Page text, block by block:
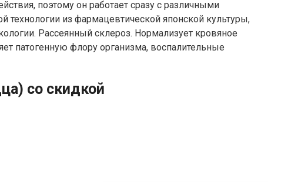
поэтому он работает сразу с различными
из фармацевтической японской культуры,
Рассеянный склероз. Нормализует кровяное
патогенную флору организма, воспалительные
со скидкой